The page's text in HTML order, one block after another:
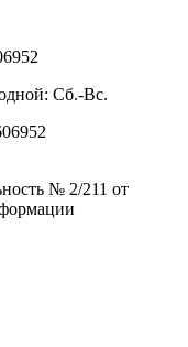
Сб.-Вс.
№ 2/211 от